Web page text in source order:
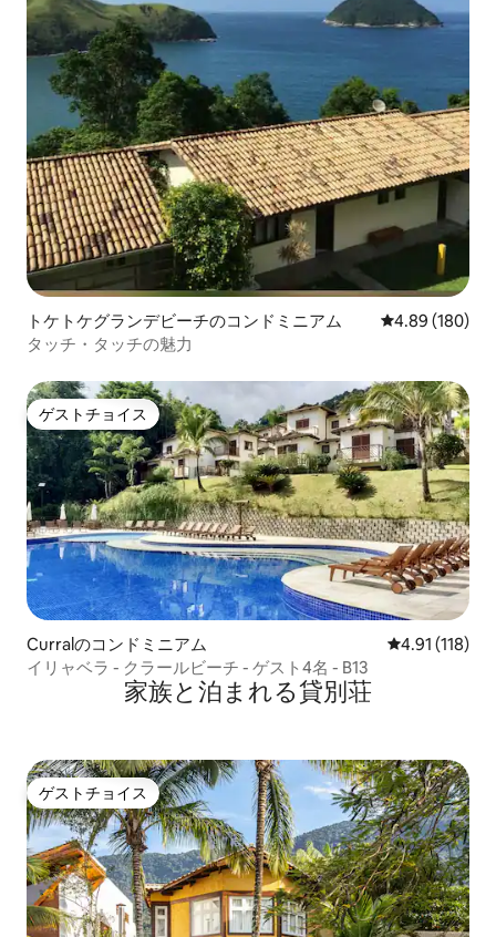
トケトケグランデビーチのコンドミニアム レビュー180
4.89 (180)
タッチ・タッチの魅力
ゲストチョイス
ゲストチョイス
Curralのコンドミニアム レビュー118
4.91 (118)
イリャベラ - クラールビーチ - ゲスト4名 - B13
家族と泊まれる貸別荘
ゲストチョイス
ゲストチョイス